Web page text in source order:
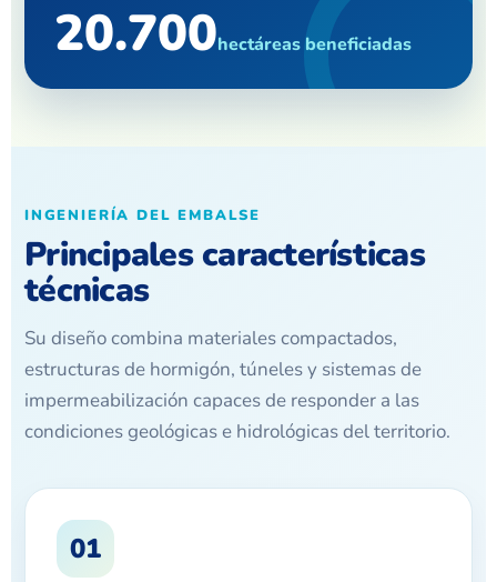
20.700hectáreas beneficiadas
INGENIERÍA DEL EMBALSE
Principales características
técnicas
Su diseño combina materiales compactados,
estructuras de hormigón, túneles y sistemas de
impermeabilización capaces de responder a las
condiciones geológicas e hidrológicas del territorio.
01